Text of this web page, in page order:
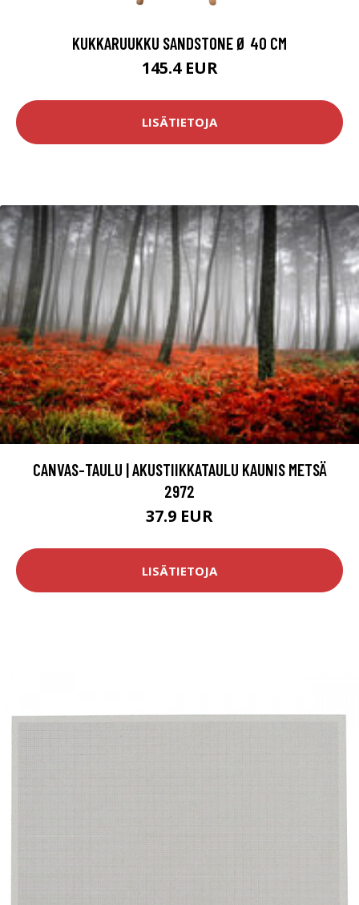
KUKKARUUKKU SANDSTONE Ø 40 CM
145.4 EUR
LISÄTIETOJA
CANVAS-TAULU | AKUSTIIKKATAULU KAUNIS METSÄ
2972
37.9 EUR
LISÄTIETOJA